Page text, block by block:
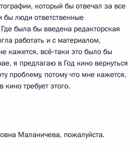
который бы отвечал за все
бы люди ответственные
была бы введена редакторская
работать и с материалом,
кажется, всё‑таки это было бы
я предлагаю в Год кино вернуться
проблему, потому что мне кажется,
кино требует этого.
Маланичева, пожалуйста.